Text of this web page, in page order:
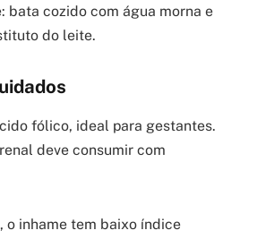
bata cozido com água morna e
do leite.
fólico, ideal para gestantes.
deve consumir com
o inhame tem baixo índice